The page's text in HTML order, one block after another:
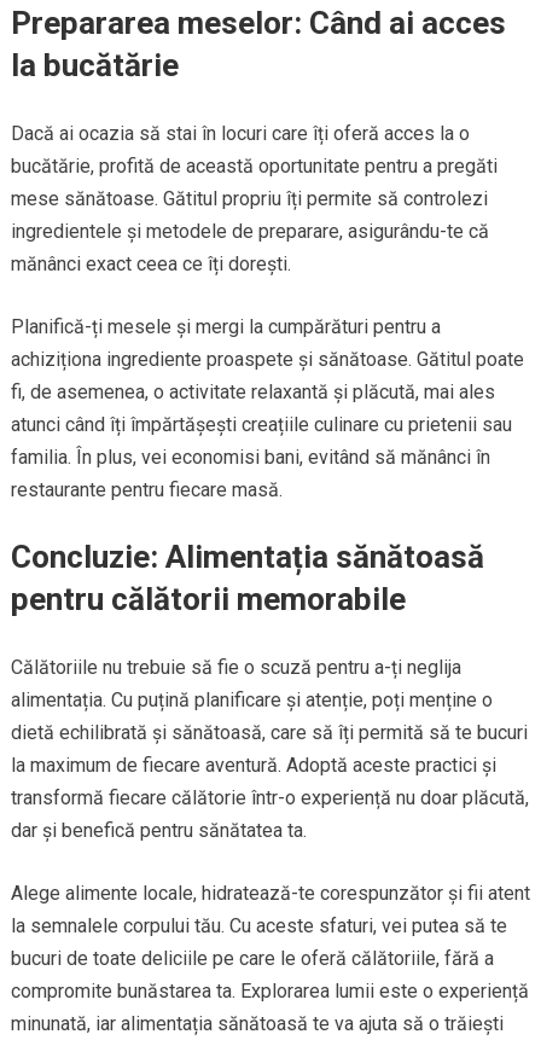
Prepararea meselor: Când ai acces
la bucătărie
Dacă ai ocazia să stai în locuri care îți oferă acces la o
bucătărie, profită de această oportunitate pentru a pregăti
mese sănătoase. Gătitul propriu îți permite să controlezi
ingredientele și metodele de preparare, asigurându-te că
mănânci exact ceea ce îți dorești.
Planifică-ți mesele și mergi la cumpărături pentru a
achiziționa ingrediente proaspete și sănătoase. Gătitul poate
fi, de asemenea, o activitate relaxantă și plăcută, mai ales
atunci când îți împărtășești creațiile culinare cu prietenii sau
familia. În plus, vei economisi bani, evitând să mănânci în
restaurante pentru fiecare masă.
Concluzie: Alimentația sănătoasă
pentru călătorii memorabile
Călătoriile nu trebuie să fie o scuză pentru a-ți neglija
alimentația. Cu puțină planificare și atenție, poți menține o
dietă echilibrată și sănătoasă, care să îți permită să te bucuri
la maximum de fiecare aventură. Adoptă aceste practici și
transformă fiecare călătorie într-o experiență nu doar plăcută,
dar și benefică pentru sănătatea ta.
Alege alimente locale, hidratează-te corespunzător și fii atent
la semnalele corpului tău. Cu aceste sfaturi, vei putea să te
bucuri de toate deliciile pe care le oferă călătoriile, fără a
compromite bunăstarea ta. Explorarea lumii este o experiență
minunată, iar alimentația sănătoasă te va ajuta să o trăiești